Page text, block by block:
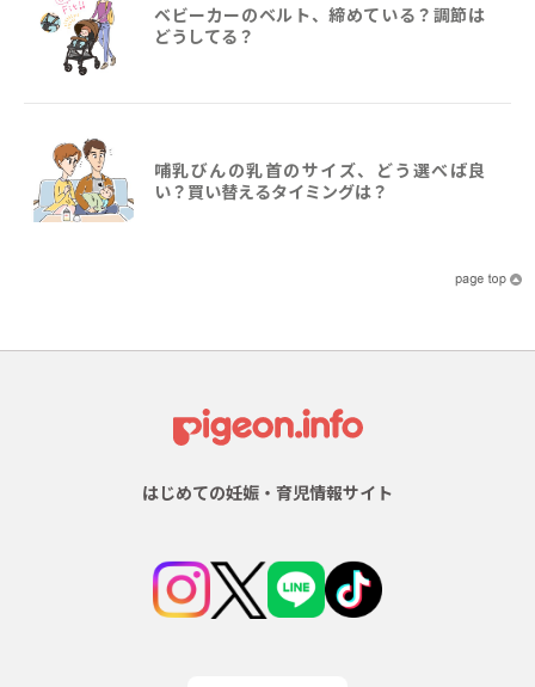
ベビーカーのベルト、締めている？調節は
どうしてる？
哺乳びんの乳首のサイズ、どう選べば良
い？買い替えるタイミングは？
はじめての妊娠・育児情報サイト